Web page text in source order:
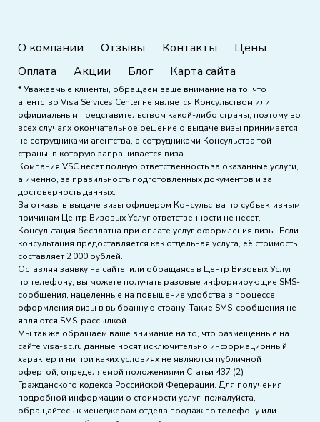
О компании Отзывы Контакты
Цены
Оплата
Акции Блог Карта сайта
* Уважаемые клиенты, обращаем ваше внимание на то, что
агентство Visa Services Center не является Консульством или
официальным представительством какой-либо страны, поэтому во
всех случаях окончательное решение о выдаче визы принимается
не сотрудниками агентства, а сотрудниками Консульства той
страны, в которую запрашивается виза.
Компания VSC несет полную ответственность за оказанные услуги,
а именно, за правильность подготовленных документов и за
достоверность данных.
За отказы в выдаче визы офицером Консульства по субъективным
причинам Центр Визовых Услуг ответственности не несет.
Консультация бесплатна при оплате услуг оформления визы. Если
консультация предоставляется как отдельная услуга, её стоимость
составляет 2 000 рублей.
Оставляя заявку на сайте, или обращаясь в Центр Визовых Услуг
по телефону, вы можете получать разовые информирующие SMS-
сообщения, нацеленные на повышение удобства в процессе
оформления визы в выбранную страну. Такие SMS-сообщения не
являются SMS-рассылкой.
Мы так же обращаем ваше внимание на то, что размещенные на
сайте visa-sc.ru данные носят исключительно информационный
характер и ни при каких условиях не являются публичной
офертой, определяемой положениями Статьи 437 (2)
Гражданского кодекса Российской Федерации. Для получения
подробной информации о стоимости услуг, пожалуйста,
обращайтесь к менеджерам отдела продаж по телефону или